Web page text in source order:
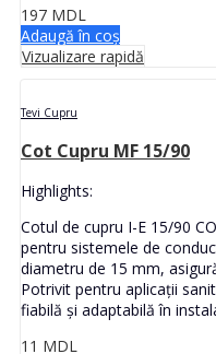
197 MDL
Adaugă în coș
Vizualizare rapidă
Tevi Cupru
Cot Cupru MF 15/90
Highlights:
Cotul de cupru I-E 15/90
pentru sistemele de
diametru de 15 mm,
Potrivit pentru aplicații
fiabilă și adaptabilă în
11 MDL